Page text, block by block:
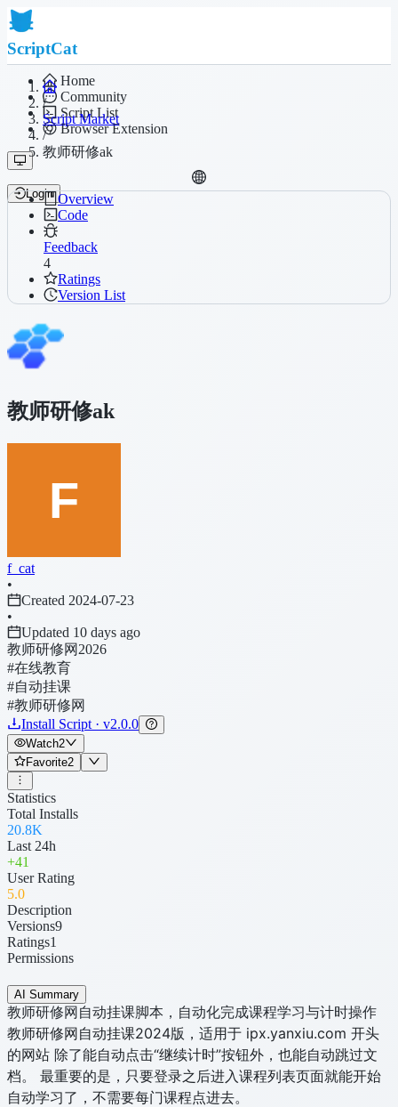
ScriptCat
Home
Community
Script List
Browser Extension
Login
/
Script Market
/
教师研修ak
Overview
Code
Feedback
4
Ratings
Version List
教师研修ak
f_cat
•
Created 2024-07-23
•
Updated 10 days ago
教师研修网2026
#在线教育
#自动挂课
#教师研修网
Install Script · v2.0.0
Watch2
Favorite2
Statistics
Total Installs
20.8K
Last 24h
+41
User Rating
5.0
Description
Versions9
Ratings1
Permissions
AI Summary
教师研修网自动挂课脚本，自动化完成课程学习与计时操作
教师研修网自动挂课2024版，适用于 ipx.yanxiu.com 开头
的网站 除了能自动点击“继续计时”按钮外，也能自动跳过文
档。 最重要的是，只要登录之后进入课程列表页面就能开始
自动学习了，不需要每门课程点进去。